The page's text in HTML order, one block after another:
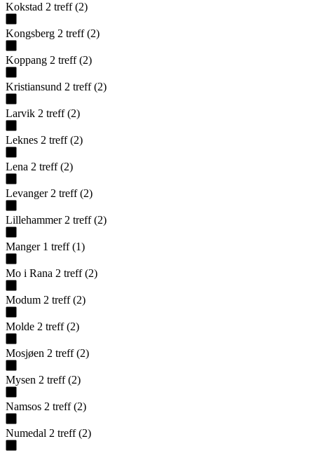
Kokstad 2 treff (2)
Kongsberg 2 treff (2)
Koppang 2 treff (2)
Kristiansund 2 treff (2)
Larvik 2 treff (2)
Leknes 2 treff (2)
Lena 2 treff (2)
Levanger 2 treff (2)
Lillehammer 2 treff (2)
Manger 1 treff (1)
Mo i Rana 2 treff (2)
Modum 2 treff (2)
Molde 2 treff (2)
Mosjøen 2 treff (2)
Mysen 2 treff (2)
Namsos 2 treff (2)
Numedal 2 treff (2)